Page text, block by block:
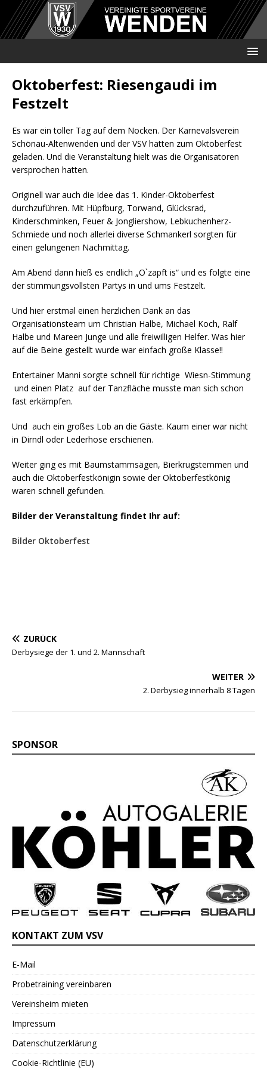
Oktoberfest: Riesengaudi im
Festzelt
Es war ein toller Tag auf dem Nocken. Der Karnevalsverein
Schönau-Altenwenden und der VSV hatten zum Oktoberfest
geladen. Und die Veranstaltung hielt was die Organisatoren
versprochen hatten.
Originell war auch die Idee das 1. Kinder-Oktoberfest
durchzuführen. Mit Hüpfburg, Torwand, Glücksrad,
Kinderschminken, Feuer & Jongliershow, Lebkuchenherz-
Schmiede und noch allerlei diverse Schmankerl sorgten für
einen gelungenen Nachmittag.
Am Abend dann hieß es endlich „O`zapft is“ und es folgte eine
der stimmungsvollsten Partys in und ums Festzelt.
Und hier erstmal einen herzlichen Dank an das
Organisationsteam um Christian Halbe, Michael Koch, Ralf
Halbe und Mareen Junge und alle freiwilligen Helfer. Was hier
auf die Beine gestellt wurde war einfach große Klasse!!
Entertainer Manni sorgte schnell für richtige Wiesn-Stimmung
und einen Platz auf der Tanzfläche musste man sich schon
fast erkämpfen.
Und auch ein großes Lob an die Gäste. Kaum einer war nicht
in Dirndl oder Lederhose erschienen.
Weiter ging es mit Baumstammsägen, Bierkrugstemmen und
auch die Oktoberfestkönigin sowie der Oktoberfestkönig
waren schnell gefunden.
Bilder der Veranstaltung findet Ihr auf:
Bilder Oktoberfest
ZURÜCK
Derbysiege der 1. und 2. Mannschaft
WEITER
2. Derbysieg innerhalb 8 Tagen
SPONSOR
KONTAKT ZUM VSV
E-Mail
Probetraining vereinbaren
Vereinsheim mieten
Impressum
Datenschutzerklärung
Cookie-Richtlinie (EU)